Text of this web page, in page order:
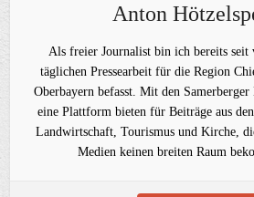
Anton
Als freier Journalist bin ich bereits seit
täglichen Pressearbeit für die Region
Oberbayern befasst. Mit den
eine Plattform bieten für Beiträge aus
Landwirtschaft, Tourismus und Kirche,
Medien keinen breiten Raum